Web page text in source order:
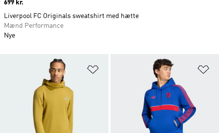
Føj til ønskeliste
Price
699 kr.
Liverpool FC Originals sweatshirt med hætte
Mænd Performance
Nye